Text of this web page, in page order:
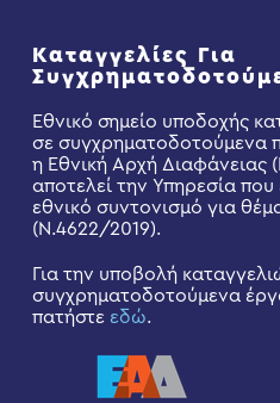
Καταγγελίες Για
Εθνικό σημείο υποδοχής
σε συγχρηματοδοτούμενα
η Εθνική Αρχή Διαφάνειας
αποτελεί την Υπηρεσία που
εθνικό συντονισμό για
(Ν.4622/2019).
Για την υποβολή
συγχρηματοδοτούμενα
πατήστε εδώ.